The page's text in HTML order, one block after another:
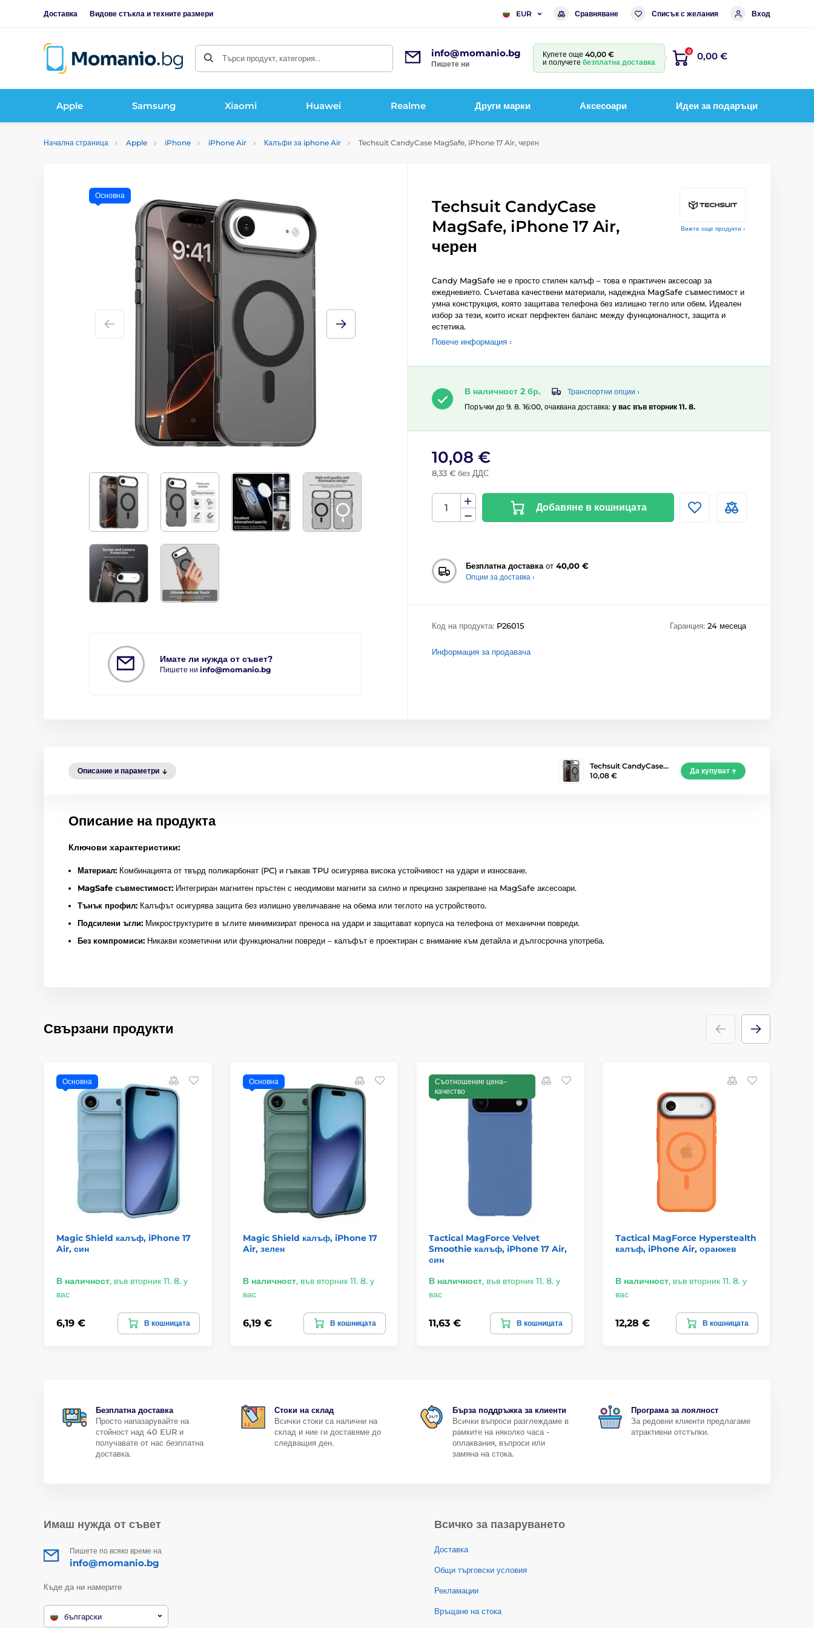
Доставка Видове стъкла и техните размери EUR Сравняване Списък с желания Вход
Търси продукт, категория... info@momanio.bg
Пишете ни
Купете още 40,00 €
и получете безплатна доставка
0 0,00 €
Apple Samsung Xiaomi Huawei Realme Други марки Аксесоари Идеи за подаръци
Начална страница Apple iPhone iPhone Air Калъфи за iphone Air Techsuit CandyCase MagSafe, iPhone 17 Air, черен
Вижте още продукти ›
Имате ли нужда от съвет?
Пишете ни info@momanio.bg
Основна
Techsuit CandyCase
MagSafe, iPhone 17 Air,
черен
Candy MagSafe не е просто стилен калъф – това е практичен аксесоар за
ежедневието. Съчетава качествени материали, надеждна MagSafe съвместимост и
умна конструкция, която защитава телефона без излишно тегло или обем. Идеален
избор за тези, които искат перфектен баланс между функционалност, защита и
естетика.
Повече информация ›
В наличност 2 бр.
Транспортни опции ›
Поръчки до 9. 8. 16:00, очаквана доставка: у вас във вторник 11. 8.
10,08 €
8,33 € без ДДС
Добавяне в кошницата
Безплатна доставка от 40,00 €
Опции за доставка ›
Код на продукта: P26015 Гаранция: 24 месеца
Информация за продавача
Описание и параметри
Techsuit CandyCase…
10,08 €
Да купуват
Описание на продукта
Ключови характеристики:
Материал: Комбинацията от твърд поликарбонат (PC) и гъвкав TPU осигурява висока устойчивост на удари и износване.
MagSafe съвместимост: Интегриран магнитен пръстен с неодимови магнити за силно и прецизно закрепване на MagSafe аксесоари.
Тънък профил: Калъфът осигурява защита без излишно увеличаване на обема или теглото на устройството.
Подсилени ъгли: Микроструктурите в ъглите минимизират преноса на удари и защитават корпуса на телефона от механични повреди.
Без компромиси: Никакви козметични или функционални повреди – калъфът е проектиран с внимание към детайла и дългосрочна употреба.
Свързани продукти
Основна
Magic Shield калъф, iPhone 17
Air, син
В наличност, във вторник 11. 8. у
вас
6,19 € В кошницата
Основна
Magic Shield калъф, iPhone 17
Air, зелен
В наличност, във вторник 11. 8. у
вас
6,19 € В кошницата
Съотношение цена–
качество
Tactical MagForce Velvet
Smoothie калъф, iPhone 17 Air,
син
В наличност, във вторник 11. 8. у
вас
11,63 € В кошницата
Tactical MagForce Hyperstealth
калъф, iPhone Air, оранжев
В наличност, във вторник 11. 8. у
вас
12,28 € В кошницата
Безплатна доставка
Просто напазарувайте на
стойност над 40 EUR и
получавате от нас безплатна
доставка.
Стоки на склад
Всички стоки са налични на
склад и ние ги доставяме до
следващия ден.
Бърза поддръжка за клиенти
Всички въпроси разглеждаме в
рамките на няколко часа -
оплаквания, въпроси или
замяна на стока.
Програма за лоялност
За редовни клиенти предлагаме
атрактивни отстъпки.
Имаш нужда от съвет
Пишете по всяко време на
info@momanio.bg
Къде да ни намерите
български
Всичко за пазаруването
Доставка
Общи търговски условия
Рекламации
Връщане на стока